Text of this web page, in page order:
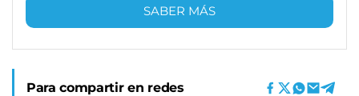
SABER MÁS
Para compartir en redes